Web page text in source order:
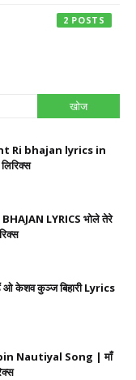
2
Ri bhajan lyrics in
LYRICS भोले तेरे
केशव कुञ्ज बिहारी Lyrics
Nautiyal Song | माँ